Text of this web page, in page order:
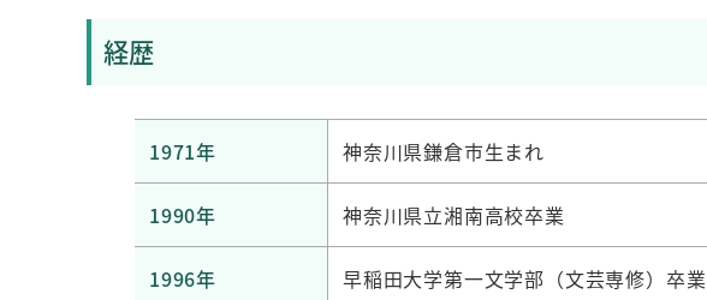
経歴
1971年 神奈川県鎌倉市生まれ
1990年 神奈川県立湘南高校卒業
1996年 早稲田大学第一文学部（文芸専修）卒業